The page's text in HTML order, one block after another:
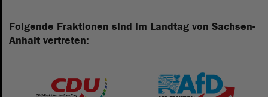
Folgende Fraktionen sind im Landtag von Sachsen-
Anhalt vertreten: